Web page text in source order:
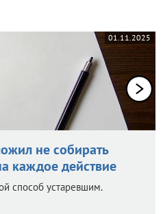
01.11.2025
не собирать
каждое действие
способ устаревшим.